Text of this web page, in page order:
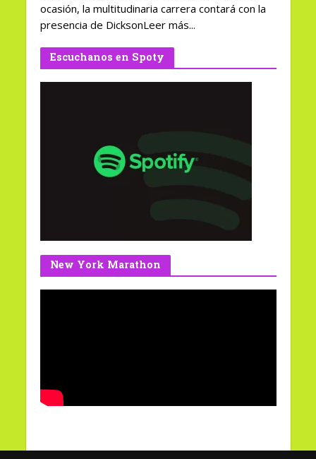
ocasión, la multitudinaria carrera contará con la
presencia de DicksonLeer más...
Escuchanos en Spoty
New York Marathon